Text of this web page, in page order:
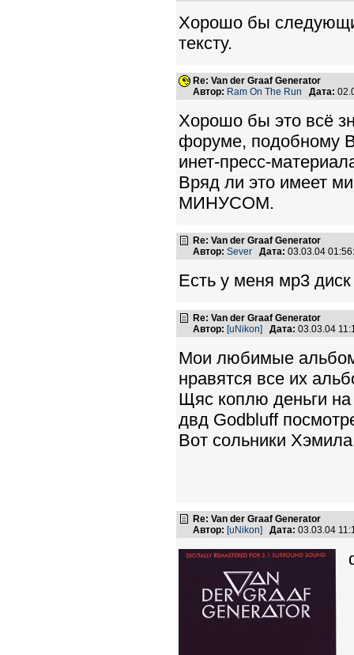
Хорошо бы
тексту.
Re: Van der Graaf Generator
Автор: Ram On The Run Дата:
Хорошо бы это всё
форуме, подобному
инет-пресс-
Вряд ли это имеет
МИНУСОМ.
Re: Van der Graaf Generator
Автор: Sever Дата: 03.03.04
Есть у меня мр3
Re: Van der Graaf Generator
Автор: [uNikon] Дата: 03.03.04
Мои любимые
нравятся все их
Щяс коплю деньги
двд Godbluff
Вот сольники
Re: Van der Graaf Generator
Автор: [uNikon] Дата: 03.03.04